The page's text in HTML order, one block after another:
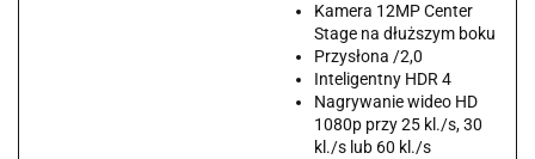
Kamera 12MP Center
Stage na dłuższym boku
Przysłona /2,0
Inteligentny HDR 4
Nagrywanie wideo HD
1080p przy 25 kl./s, 30
kl./s lub 60 kl./s